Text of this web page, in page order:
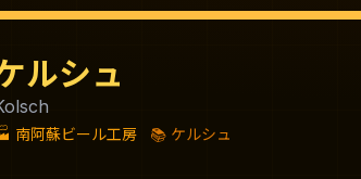
ルシュ
南阿蘇ビール工房 📚 ケルシュ